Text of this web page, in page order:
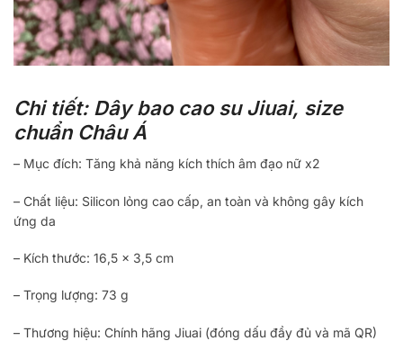
Chi tiết: Dây bao cao su Jiuai, size
chuẩn Châu Á
– Mục đích: Tăng khả năng kích thích âm đạo nữ x2
– Chất liệu: Silicon lỏng cao cấp, an toàn và không gây kích
ứng da
– Kích thước: 16,5 x 3,5 cm
– Trọng lượng: 73 g
– Thương hiệu: Chính hãng Jiuai (đóng dấu đầy đủ và mã QR)